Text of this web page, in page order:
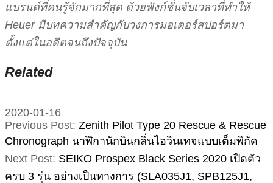
แบรนด์ที่คนรู้จักมากที่สุด ด้วยฟังก์ชั่นจับเวลาที่ทำให้
Heuer มีบทความสำคัญกับวงการมอเตอร์สปอร์ตมา
ตั้งแต่ในอดีตจนถึงปัจจุบัน
Related
2020-01-16
Previous Post: Zenith Pilot Type 20 Rescue & Rescue
Chronograph นาฬิกานักบินกลิ่นไอวินเทจแบบเต็มพิกัด
Next Post: SEIKO Prospex Black Series 2020 เปิดตัว
ครบ 3 รุ่น อย่างเป็นทางการ (SLA035J1, SPB125J1,